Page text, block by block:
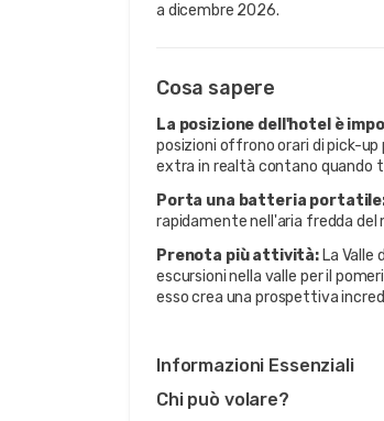
a dicembre 2026.
Cosa sapere
La posizione dell'hotel è
posizioni offrono orari di pick-up
extra in realtà contano quando
Porta una batteria
rapidamente nell'aria fredda
Prenota più attività: La Valle
escursioni nella valle per il
esso crea una prospettiva
Informazioni Essenziali
Chi può volare?